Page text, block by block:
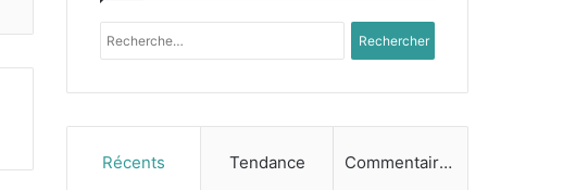
Rechercher :
Récents Tendance Commentaires